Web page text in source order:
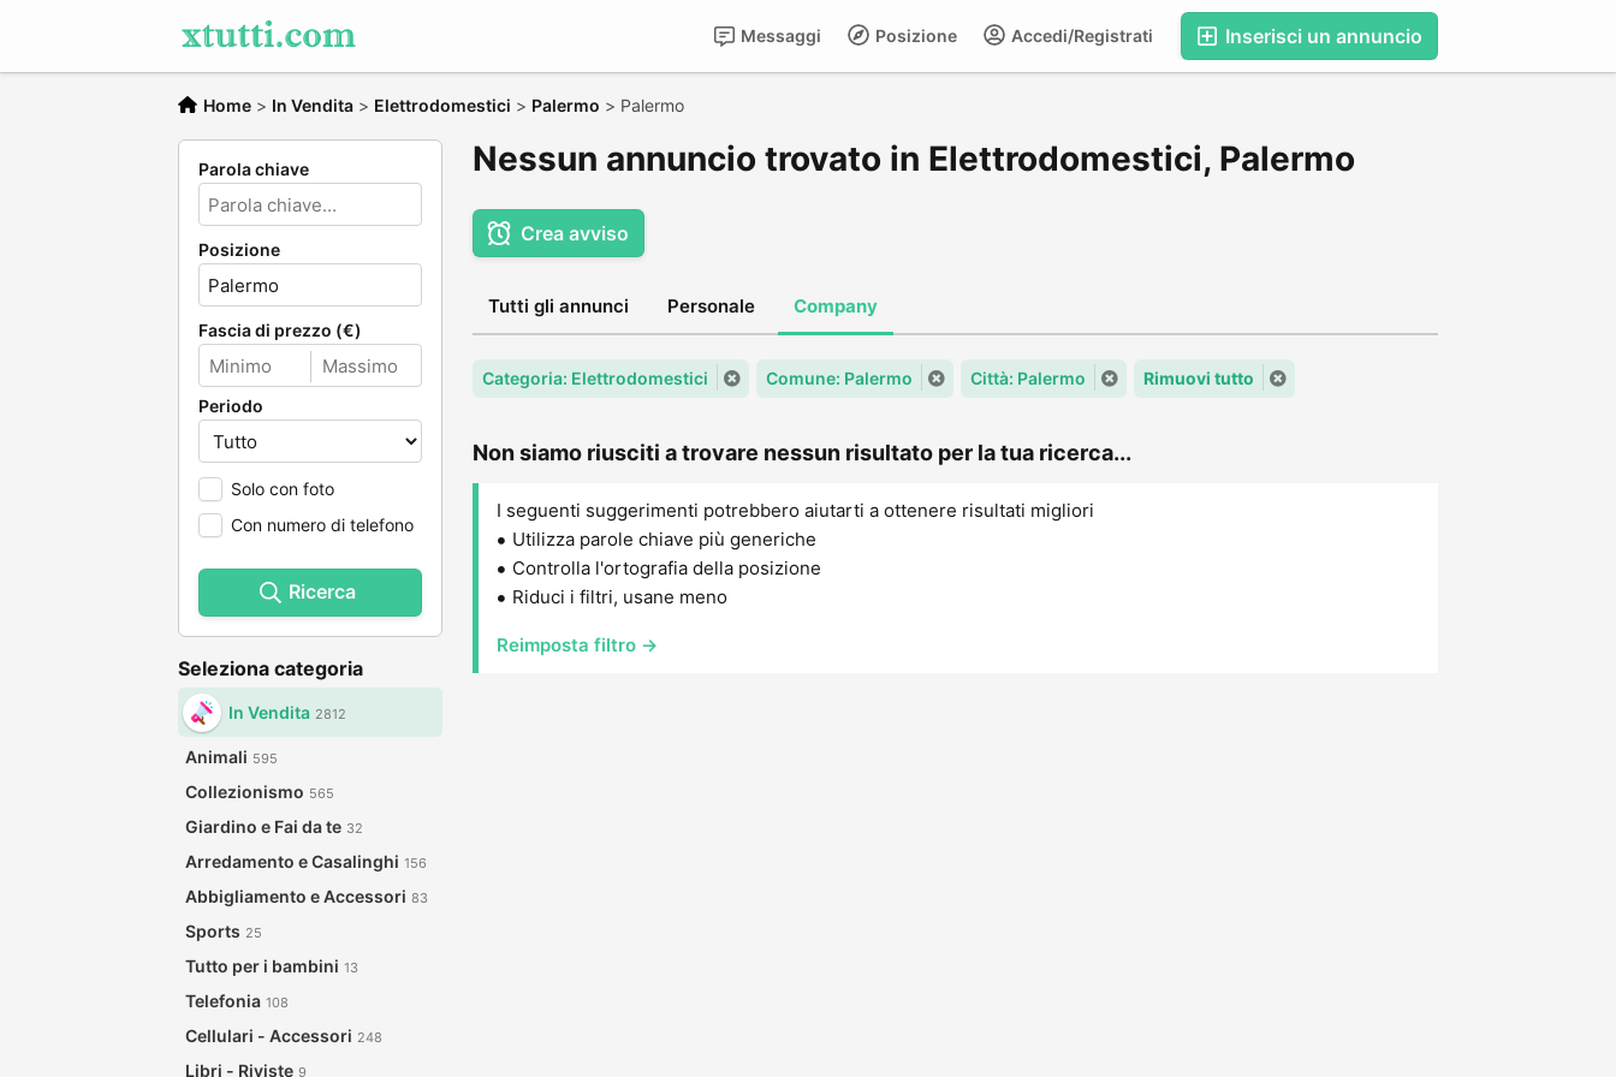
Inserisci un annuncio
Accedi/Registrati
Posizione
Messaggi
Home > In Vendita > Elettrodomestici > Palermo > Palermo
Parola chiave
Posizione
Fascia di prezzo (€)
Periodo
Solo con foto
Con numero di telefono
Ricerca
Seleziona categoria
In Vendita 2812
Animali 595
Collezionismo 565
Giardino e Fai da te 32
Arredamento e Casalinghi 156
Abbigliamento e Accessori 83
Sports 25
Tutto per i bambini 13
Telefonia 108
Cellulari - Accessori 248
Libri - Riviste 9
Nessun annuncio trovato in Elettrodomestici, Palermo
Crea avviso
Tutti gli annunci Personale Company
Categoria: Elettrodomestici Comune: Palermo Città: Palermo Rimuovi tutto
Non siamo riusciti a trovare nessun risultato per la tua ricerca...
I seguenti suggerimenti potrebbero aiutarti a ottenere risultati migliori
Utilizza parole chiave più generiche
Controlla l'ortografia della posizione
Riduci i filtri, usane meno
Reimposta filtro →